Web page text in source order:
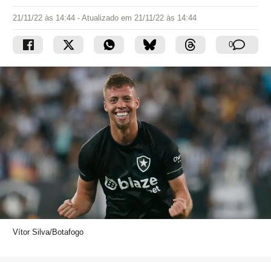
21/11/22 às 14:44 - Atualizado em 21/11/22 às 14:44
0
Vítor Silva/Botafogo